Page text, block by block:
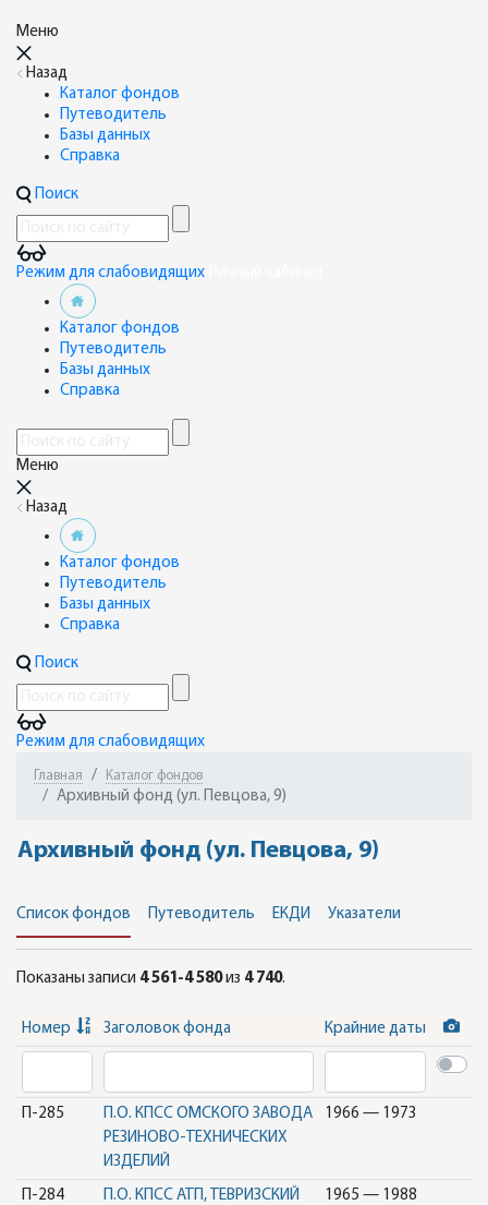
Меню
Назад
Каталог фондов
Путеводитель
Базы данных
Справка
Поиск
Режим для слабовидящих
Каталог фондов
Путеводитель
Базы данных
Справка
Меню
Назад
Каталог фондов
Путеводитель
Базы данных
Справка
Поиск
Режим для слабовидящих
Главная Каталог фондов
Архивный фонд (ул. Певцова, 9)
Архивный фонд (ул. Певцова, 9)
Список фондов Путеводитель ЕКДИ Указатели
Показаны записи 4 561-4 580из 4 740.
Номер Заголовок фонда Крайние даты
П-285
П.О. КПСС ОМСКОГО ЗАВОДА
РЕЗИНОВО-ТЕХНИЧЕСКИХ
ИЗДЕЛИЙ
1966 — 1973
П-284
П.О. КПСС АТП, ТЕВРИЗСКИЙ
1965 — 1988